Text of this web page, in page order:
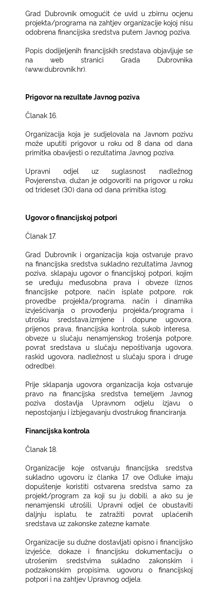
Grad Dubrovnik omogućit će uvid u zbirnu ocjenu
projekta/programa na zahtjev organizacije kojoj nisu
odobrena financijska sredstva putem Javnog poziva.
Popis dodijeljenih financijskih sredstava objavljuje se
na web stranici Grada Dubrovnika
(www.dubrovnik.hr).
Prigovor na rezultate Javnog poziva
Članak 16.
Organizacija koja je sudjelovala na Javnom pozivu
može uputiti prigovor u roku od 8 dana od dana
primitka obavijesti o rezultatima Javnog poziva.
Upravni odjel uz suglasnost nadležnog
Povjerenstva, dužan je odgovoriti na prigovor u roku
od trideset (30) dana od dana primitka istog.
Ugovor o financijskoj potpori
Članak 17.
Grad Dubrovnik i organizacija koja ostvaruje pravo
na financijska sredstva sukladno rezultatima Javnog
poziva, sklapaju ugovor o financijskoj potpori, kojim
se uređuju međusobna prava i obveze (iznos
financijske potpore, način isplate potpore, rok
provedbe projekta/programa, način i dinamika
izvješćivanja o provođenju projekta/programa i
utrošku sredstava,izmjene i dopune ugovora,
prijenos prava, financijska kontrola, sukob interesa,
obveze u slučaju nenamjenskog trošenja potpore,
povrat sredstava u slučaju nepoštivanja ugovora,
raskid ugovora, nadležnost u slučaju spora i druge
odredbe).
Prije sklapanja ugovora organizacija koja ostvaruje
pravo na financijska sredstva temeljem Javnog
poziva dostavlja Upravnom odjelu izjavu o
nepostojanju i izbjegavanju dvostrukog financiranja.
Financijska kontrola
Članak 18.
Organizacije koje ostvaruju financijska sredstva
sukladno ugovoru iz članka 17. ove Odluke imaju
dopuštenje koristiti ostvarena sredstva samo za
projekt/program za koji su ju dobili, a ako su je
nenamjenski utrošili, Upravni odjel će obustaviti
daljnju isplatu, te zatražiti povrat uplaćenih
sredstava uz zakonske zatezne kamate.
Organizacije su dužne dostavljati opisno i financijsko
izvješće, dokaze i financijsku dokumentaciju o
utrošenim sredstvima sukladno zakonskim i
podzakonskim propisima, ugovoru o financijskoj
potpori i na zahtjev Upravnog odjela.